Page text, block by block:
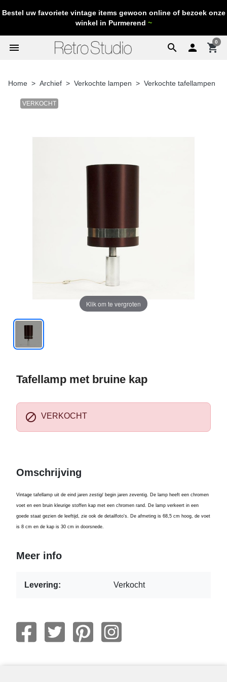
Bestel uw favoriete vintage items gewoon online of bezoek onze
winkel in Purmerend ~
search
menu  shopping_cart
0
Home Archief Verkochte lampen Verkochte tafellampen
VERKOCHT
Klik om te vergroten
Tafellamp met bruine kap
 VERKOCHT
Omschrijving
Vintage tafellamp uit de eind jaren zestig/ begin jaren zeventig. De lamp heeft een chromen
voet en een bruin kleurige stoffen kap met een chromen rand. De lamp verkeert in een
goede staat gezien de leeftijd, zie ook de detailfoto's. De afmeting is 68,5 cm hoog, de voet
is 8 cm en de kap is 30 cm in doorsnede.
Meer info
Levering: Verkocht